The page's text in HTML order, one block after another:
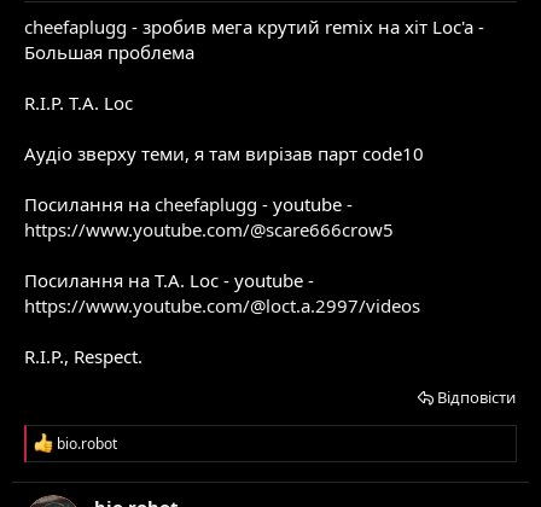
cheefaplugg - зробив мега крутий remix на хіт Loc'a -
Большая проблема
R.I.P. T.A. Loc
Аудіо зверху теми, я там вирізав парт code10
Посилання на cheefaplugg - youtube -
https://www.youtube.com/@scare666crow5
Посилання на T.A. Loc - youtube -
https://www.youtube.com/@loct.a.2997/videos
R.I.P., Respect.
Відповісти
Р
е
а
к
bio.robot